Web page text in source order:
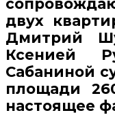
двух
Дмитрий
Ксенией
Сабаниной
площади
настоящее